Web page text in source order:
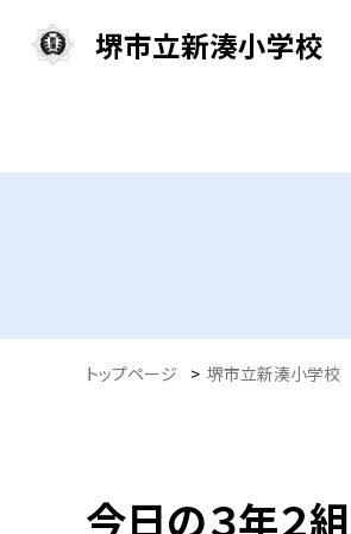
堺市立新湊小学校
トップページ > 堺市立新湊小学校
今日の３年２組